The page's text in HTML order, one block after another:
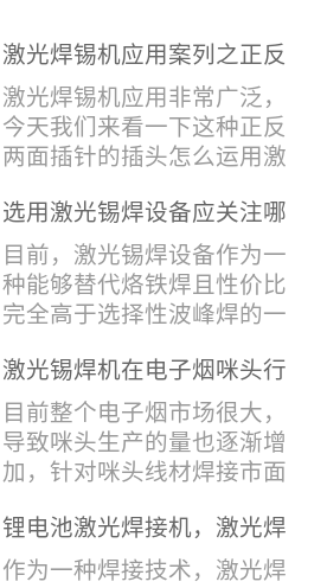
整机调试、性能检测到成品
领域十余载，没有华丽的措
辞，只有最朴实的工艺呈
现，为客户解决实实在在的
落地生产难题。决定电池安
全的“微米关卡”随着新能源
汽车与储能市场爆发式增
堂，共同回顾了过去一年的
奋斗与辉煌，分享了成功的
喜悦，并对新的一年充满了
无限憧憬。回望过去，铭记
经理尹建中先生发表了振奋
人心的讲话。他首先对全体
员工在过去一年中的辛勤付
出和卓越贡献表示了最衷心
的感谢，并全面回顾了公司
在过去一年里取得的各项成
激光焊锡机应用案列之正反
两面插针焊接
激光焊锡机应用非常广泛，
今天我们来看一下这种正反
两面插针的插头怎么运用激
反两面都有插针的插头，其
焊接的方式还是有一定的难
点的，第一回流焊和自动烙
铁焊都不合适，因为对面一
会烫伤，在加上有干涉，烙
铁头不方便下去，目前在大
多数情况只能采用人工焊
接，目前人工成本贵，流动
性大，焊接的品质也难保
证。 但采用激光...
选用激光锡焊设备应关注哪
些方面
目前，激光锡焊设备作为一
种能够替代烙铁焊且性价比
完全高于选择性波峰焊的一
来越多的企业关注与使用，
那么在选择激光锡焊设备方
面应该关注哪几点哪？
其一，激光锡焊接设备上
动力核心部件，激光器肯定
是锡焊接设备最至关重要的
一环。目前作为激光锡焊接
激光锡焊机在电子烟咪头行
业的应用
目前整个电子烟市场很大，
导致咪头生产的量也逐渐增
加，针对咪头线材焊接市面
统烙铁焊接，优势价格便
宜，咪头焊接自动化生产线
锂电池激光焊接机，激光焊
锡机厂家如何选？
作为一种焊接技术，激光焊